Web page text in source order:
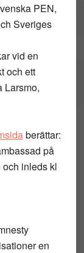
PEN,
Sveriges
vid en
och ett
Larsmo,
berättar:
på
inleds kl
en